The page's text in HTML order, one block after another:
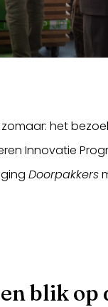
het
Innovatie
gingDoorpakkers
blik op